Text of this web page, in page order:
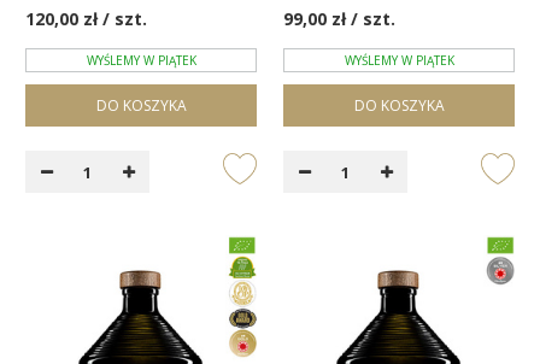
120,00 zł / szt.
WYŚLEMY W PIĄTEK
DO KOSZYKA
99,00 zł / szt.
WYŚLEMY W PIĄTEK
DO KOSZYKA